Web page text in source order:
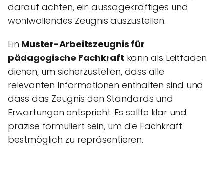
darauf achten, ein aussagekräftiges und
wohlwollendes Zeugnis auszustellen.
Ein Muster-Arbeitszeugnis für
pädagogische Fachkraft kann als Leitfaden
dienen, um sicherzustellen, dass alle
relevanten Informationen enthalten sind und
dass das Zeugnis den Standards und
Erwartungen entspricht. Es sollte klar und
präzise formuliert sein, um die Fachkraft
bestmöglich zu repräsentieren.